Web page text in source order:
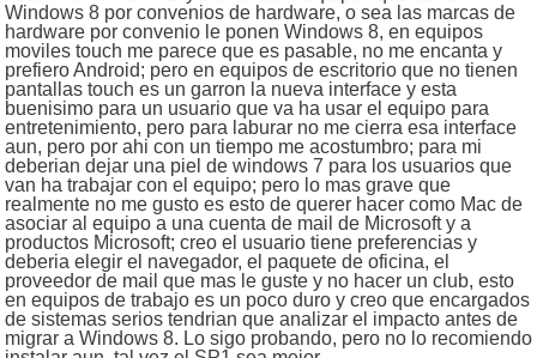
Windows 8 por convenios de hardware, o sea las marcas de
hardware por convenio le ponen Windows 8, en equipos
moviles touch me parece que es pasable, no me encanta y
prefiero Android; pero en equipos de escritorio que no tienen
pantallas touch es un garron la nueva interface y esta
buenisimo para un usuario que va ha usar el equipo para
entretenimiento, pero para laburar no me cierra esa interface
aun, pero por ahi con un tiempo me acostumbro; para mi
deberian dejar una piel de windows 7 para los usuarios que
van ha trabajar con el equipo; pero lo mas grave que
realmente no me gusto es esto de querer hacer como Mac de
asociar al equipo a una cuenta de mail de Microsoft y a
productos Microsoft; creo el usuario tiene preferencias y
deberia elegir el navegador, el paquete de oficina, el
proveedor de mail que mas le guste y no hacer un club, esto
en equipos de trabajo es un poco duro y creo que encargados
de sistemas serios tendrian que analizar el impacto antes de
migrar a Windows 8. Lo sigo probando, pero no lo recomiendo